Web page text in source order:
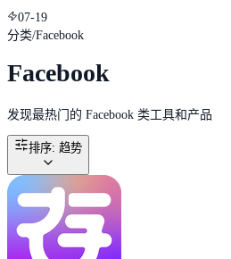
07-19
分类/Facebook
Facebook
发现最热门的 Facebook 类工具和产品
排序: 趋势